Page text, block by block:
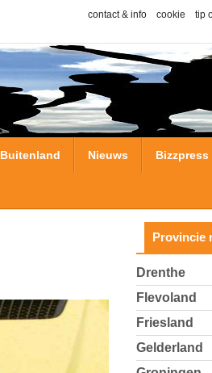
contact & info cookie tip
Buitenland Nieuws Bizzpress
Provincie
Drenthe
Flevoland
Friesland
Gelderland